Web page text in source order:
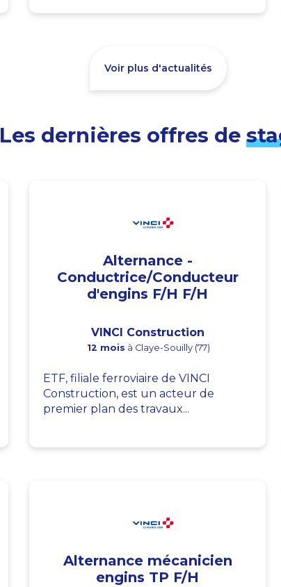
Voir plus d'actualités
Les dernières offres de
Alternance -
Conductrice/Conducteur
d'engins F/H F/H
VINCI Construction
12 mois à Claye-Souilly (77)
ETF, filiale ferroviaire de VINCI
Construction, est un acteur de
premier plan des travaux...
Alternance mécanicien
engins TP F/H